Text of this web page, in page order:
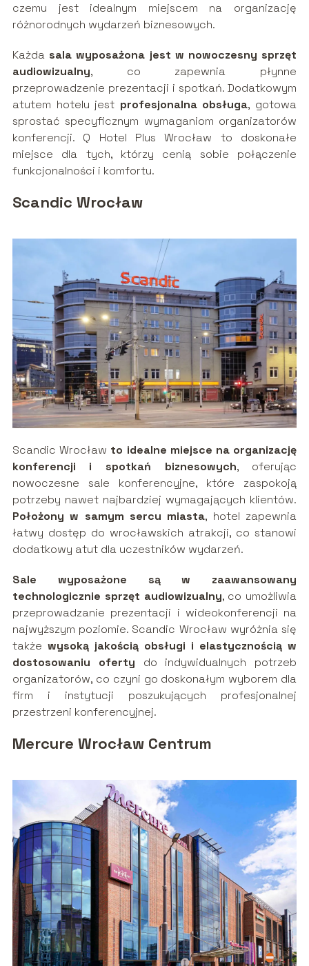
czemu jest idealnym miejscem na organizację
różnorodnych wydarzeń biznesowych.
Każda sala wyposażona jest w nowoczesny sprzęt
audiowizualny, co zapewnia płynne
przeprowadzenie prezentacji i spotkań. Dodatkowym
atutem hotelu jest profesjonalna obsługa, gotowa
sprostać specyficznym wymaganiom organizatorów
konferencji. Q Hotel Plus Wrocław to doskonałe
miejsce dla tych, którzy cenią sobie połączenie
funkcjonalności i komfortu.
Scandic Wrocław
Scandic Wrocław to idealne miejsce na organizację
konferencji i spotkań biznesowych, oferując
nowoczesne sale konferencyjne, które zaspokoją
potrzeby nawet najbardziej wymagających klientów.
Położony w samym sercu miasta, hotel zapewnia
łatwy dostęp do wrocławskich atrakcji, co stanowi
dodatkowy atut dla uczestników wydarzeń.
Sale wyposażone są w zaawansowany
technologicznie sprzęt audiowizualny, co umożliwia
przeprowadzanie prezentacji i wideokonferencji na
najwyższym poziomie. Scandic Wrocław wyróżnia się
także wysoką jakością obsługi i elastycznością w
dostosowaniu oferty do indywidualnych potrzeb
organizatorów, co czyni go doskonałym wyborem dla
firm i instytucji poszukujących profesjonalnej
przestrzeni konferencyjnej.
Mercure Wrocław Centrum